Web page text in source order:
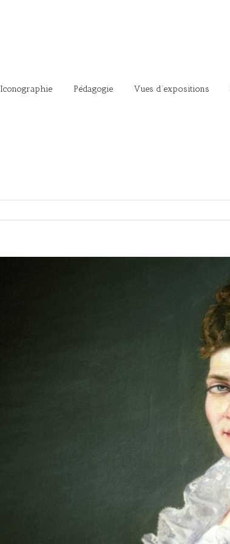
Iconographie Pédagogie Vues d’expositions